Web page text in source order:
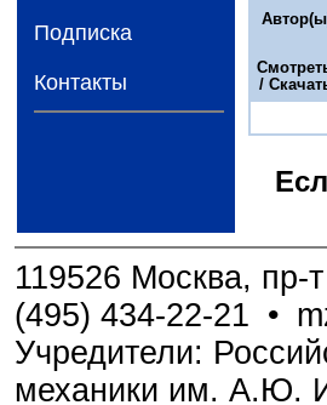
Подписка
Контакты
/
119526 Москва, пр-
(495) 434-22-21 •
Учредители:
механики им. А.Ю.